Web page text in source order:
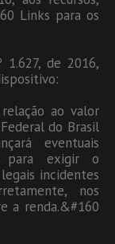
Links para os
de 2016,
ao valor
do Brasil
eventuais
para exigir o
incidentes
nos
a renda.&#160